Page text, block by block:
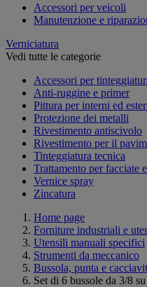
Accessori per veicoli
Manutenzione e
Verniciatura
Vedi tutte le categorie
Accessori per
Anti-ruggine e primer
Pittura per interni ed
Protezione dei metalli
Rivestimento antiscivolo
Rivestimento per il
Tinteggiatura tecnica
Trattamento per facciate
Vernice spray
Zincatura
Home page
Forniture industriali e
Utensili manuali specifici
Strumenti da meccanico
Bussola, punta e
Set di 6 bussole da 3/8